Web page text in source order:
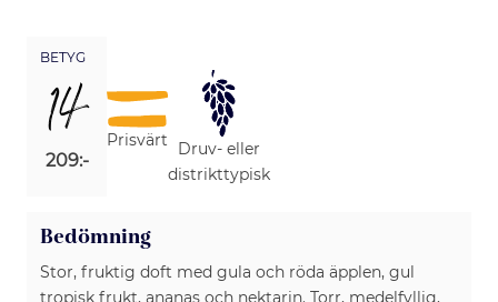
BETYG
14
209:-
Prisvärt
Druv- eller
distrikttypisk
Bedömning
Stor, fruktig doft med gula och röda äpplen, gul
tropisk frukt, ananas och nektarin. Torr, medelfyllig,